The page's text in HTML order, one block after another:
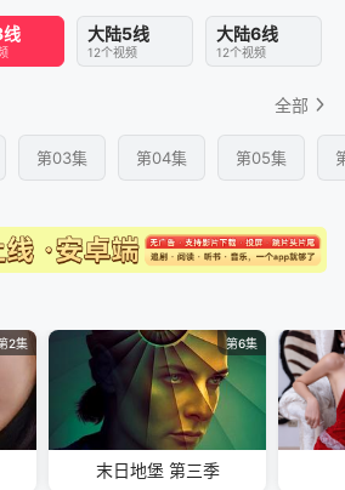
大陆5线
12个视频
大陆6线
12个视频
全部
第03集 第04集 第05集
2集 第6集
末日地堡 第三季